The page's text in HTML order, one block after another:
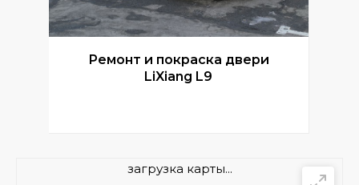
Ремонт и покраска двери
LiXiang L9
загрузка карты...